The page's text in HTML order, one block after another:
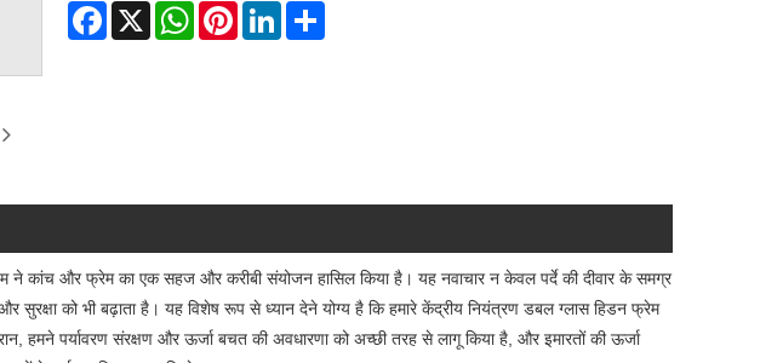
Facebook
X WhatsAppPinterestLinkedInShare
कांच और फ्रेम का एक सहज और करीबी संयोजन हासिल किया है। यह नवाचार न केवल पर्दे की दीवार के समग्र
सुरक्षा को भी बढ़ाता है। यह विशेष रूप से ध्यान देने योग्य है कि हमारे केंद्रीय नियंत्रण डबल ग्लास हिडन फ्रेम
हमने पर्यावरण संरक्षण और ऊर्जा बचत की अवधारणा को अच्छी तरह से लागू किया है, और इमारतों की ऊर्जा